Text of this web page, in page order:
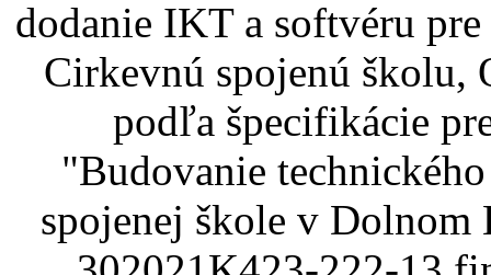
dodanie IKT a softvéru
Cirkevnú spojenú školu,
podľa špecifikácie
"Budovanie
spojenej škole v